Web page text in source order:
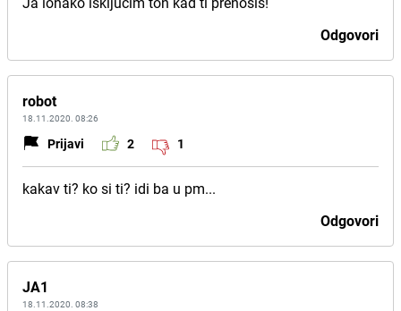
Odgovori
robot
18.11.2020. 08:26
Prijavi 2 1
kakav ti? ko si ti? idi ba u pm...
Odgovori
JA1
18.11.2020. 08:38